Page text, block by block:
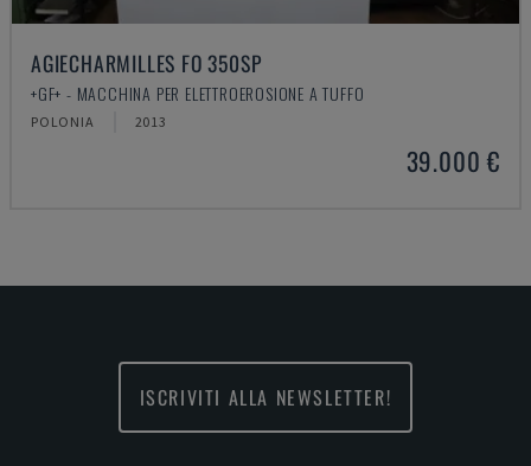
AGIECHARMILLES FO 350SP
+GF+ - MACCHINA PER ELETTROEROSIONE A TUFFO
POLONIA 2013
39.000 €
ISCRIVITI ALLA NEWSLETTER!